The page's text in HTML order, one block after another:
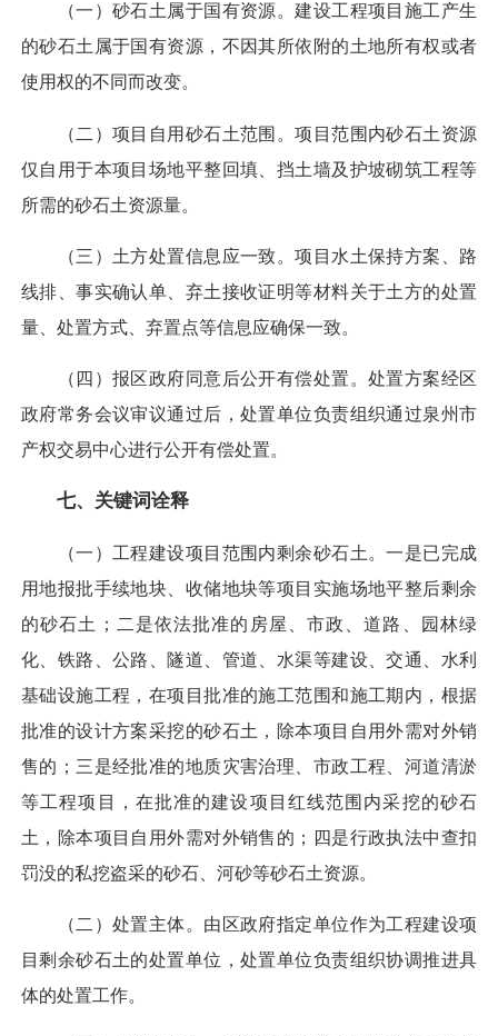
（一）砂石土属于国有资源。建设工程项目施工产生
的砂石土属于国有资源，不因其所依附的土地所有权或者
使用权的不同而改变。
（二）项目自用砂石土范围。项目范围内砂石土资源
仅自用于本项目场地平整回填、挡土墙及护坡砌筑工程等
所需的砂石土资源量。
（三）土方处置信息应一致。项目水土保持方案、路
线排、事实确认单、弃土接收证明等材料关于土方的处置
量、处置方式、弃置点等信息应确保一致。
（四）报区政府同意后公开有偿处置。处置方案经区
政府常务会议审议通过后，处置单位负责组织通过泉州市
产权交易中心进行公开有偿处置。
七、关键词诠释
（一）工程建设项目范围内剩余砂石土。一是已完成
用地报批手续地块、收储地块等项目实施场地平整后剩余
的砂石土；二是依法批准的房屋、市政、道路、园林绿
化、铁路、公路、隧道、管道、水渠等建设、交通、水利
基础设施工程，在项目批准的施工范围和施工期内，根据
批准的设计方案采挖的砂石土，除本项目自用外需对外销
售的；三是经批准的地质灾害治理、市政工程、河道清淤
等工程项目，在批准的建设项目红线范围内采挖的砂石
土，除本项目自用外需对外销售的；四是行政执法中查扣
罚没的私挖盗采的砂石、河砂等砂石土资源。
（二）处置主体。由区政府指定单位作为工程建设项
目剩余砂石土的处置单位，处置单位负责组织协调推进具
体的处置工作。